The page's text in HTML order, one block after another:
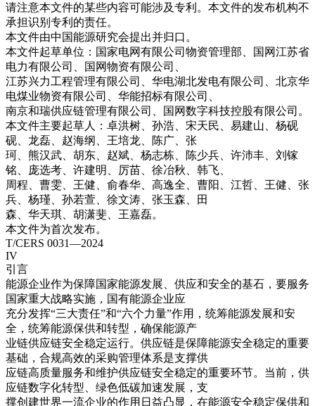
请注意本文件的某些内容可能涉及专利。本文件的发布机构不
承担识别专利的责任。
本文件由中国能源研究会提出并归口。
本文件起草单位：国家电网有限公司物资管理部、国网江苏省
电力有限公司、国网物资有限公司、
江苏兴力工程管理有限公司、华电湖北发电有限公司、北京华
电煤业物资有限公司、华能招标有限公司、
南京和瑞供应链管理有限公司、国网数字科技控股有限公司。
本文件主要起草人：卓洪树、孙浩、宋天民、易建山、杨砚
砚、龙磊、赵海纲、王培龙、陈广、张
珂、熊汉武、胡东、赵斌、杨志栋、陈少兵、许沛丰、刘镓
铭、庞选考、许建明、厉苗、徐冶秋、韩飞、
周程、曹雯、王健、俞春华、高逸全、曹阳、江哲、王健、张
兵、杨瑾、孙若萱、徐文涛、张玉森、田
森、华天琪、胡潇斐、王嘉磊。
本文件为首次发布。
T/CERS 0031—2024
IV
引言
能源企业作为保障国家能源发展、供应和安全的基石，要服务
国家重大战略实施，国有能源企业应
充分发挥“三大责任”和“六个力量”作用，统筹能源发展和安
全，统筹能源保供和转型，确保能源产
业链供应链安全稳定运行。供应链是保障能源安全稳定的重要
基础，合规高效的采购管理体系是支撑供
应链高质量服务和维护供应链安全稳定的重要环节。当前，供
应链数字化转型、绿色低碳加速发展，支
撑创建世界一流企业的作用日益凸显，在能源安全稳定保供和